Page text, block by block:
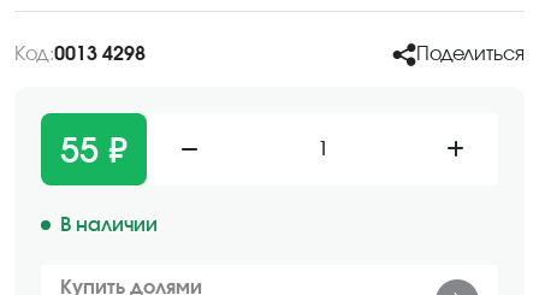
Код:0013 4298 Поделиться
55 ₽
В наличии
Купить долями